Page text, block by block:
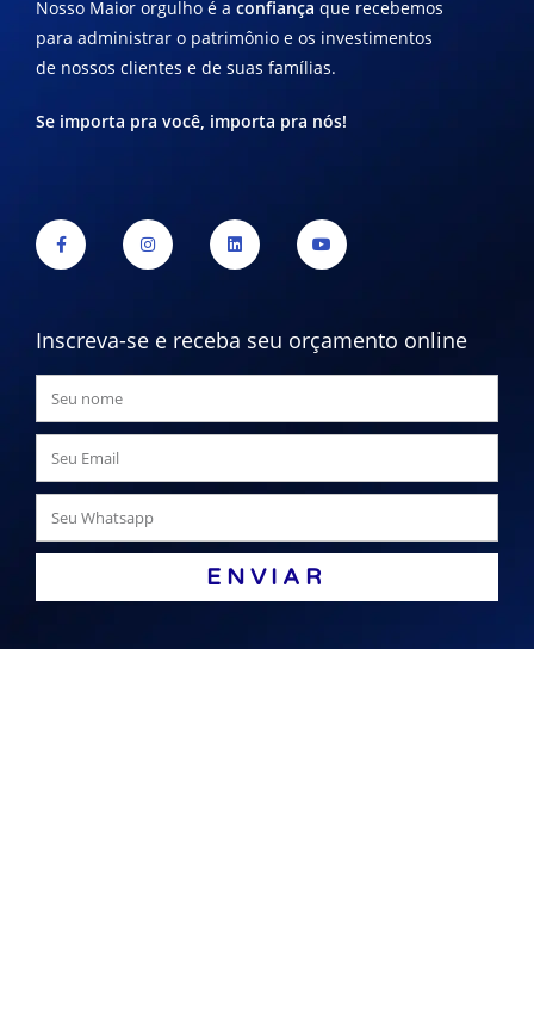
Nosso Maior orgulho é aconfiança que recebemos
para administrar o patrimônio e os investimentos
Inscreva-se e receba seu orçamento online